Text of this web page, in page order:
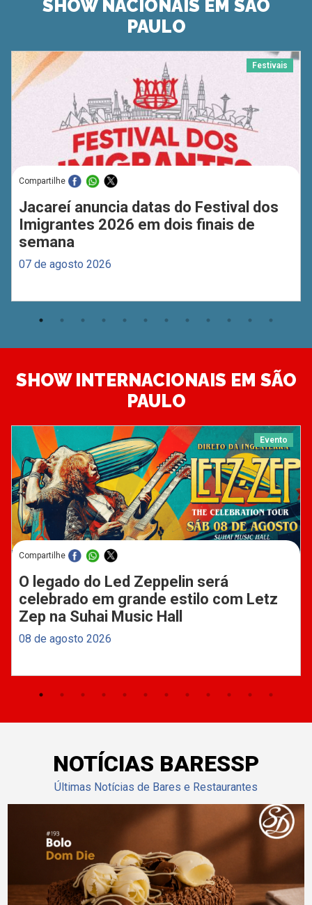
SHOW NACIONAIS EM SÃO
PAULO
Festivais
Compartilhe
Jacareí anuncia datas do Festival dos
Imigrantes 2026 em dois finais de
semana
07 de agosto 2026
SHOW INTERNACIONAIS EM SÃO
PAULO
Evento
Compartilhe
O legado do Led Zeppelin será
celebrado em grande estilo com Letz
Zep na Suhai Music Hall
08 de agosto 2026
NOTÍCIAS BARESSP
Últimas Notícias de Bares e Restaurantes